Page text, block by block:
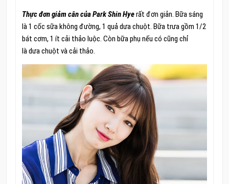
Thực đơn giảm cân của Park Shin Hyerất đơn giản. Bữa sáng
là 1 cốc sữa không đường, 1 quả dưa chuột. Bữa trưa gồm 1/2
bát cơm, 1 ít cải thảo luộc. Còn bữa phụ nếu có cũng chỉ
là dưa chuột và cải thảo.